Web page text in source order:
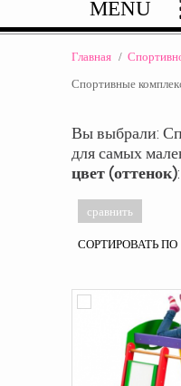
MENU
Главная /
Спортивные
Вы выбрали:
для самых
цвет (оттенок)
СОРТИРОВАТЬ ПО